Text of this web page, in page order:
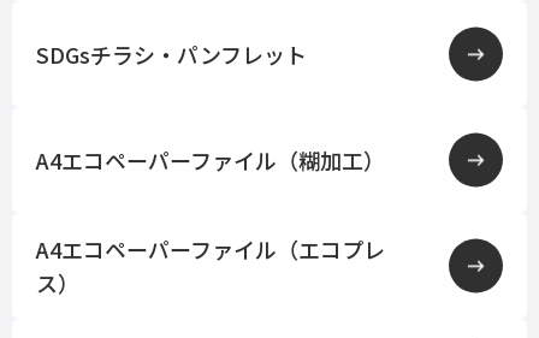
SDGsチラシ・パンフレット
A4エコペーパーファイル（糊加工）
A4エコペーパーファイル（エコプレ
ス）